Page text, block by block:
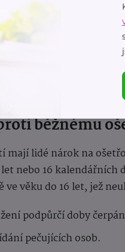
dítě se
nemůže navštěvovat
se vyplácí po celou
běžnému
mají lidé nárok na
nebo 16
ve věku do 16 let, jež
podpůrčí doby
pečujících osob.